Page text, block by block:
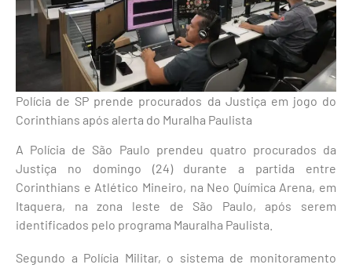
Polícia de SP prende procurados da Justiça em jogo do
Corinthians após alerta do Muralha Paulista
A Polícia de São Paulo prendeu quatro procurados da
Justiça no domingo (24) durante a partida entre
Corinthians e Atlético Mineiro, na Neo Química Arena, em
Itaquera, na zona leste de São Paulo, após serem
identificados pelo programa Mauralha Paulista.
Segundo a Polícia Militar, o sistema de monitoramento